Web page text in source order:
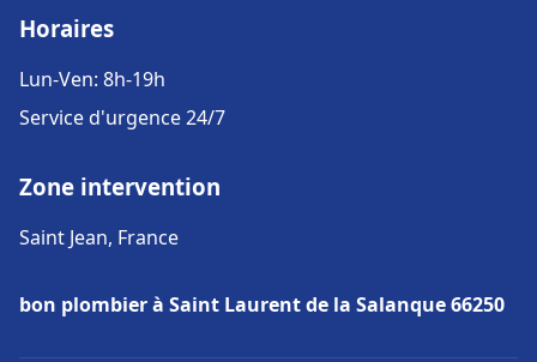
Horaires
Lun-Ven: 8h-19h
Service d'urgence 24/7
Zone intervention
Saint Jean, France
bon plombier à Saint Laurent de la Salanque 66250